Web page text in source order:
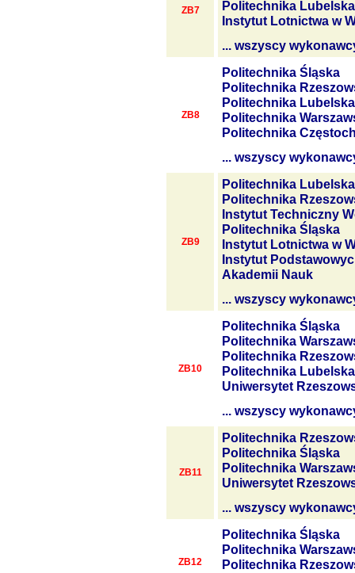
ZB7
Politechnika Lubelska
Instytut Lotnictwa w
... wszyscy
ZB8
Politechnika Śląska
Politechnika
Politechnika Lubelska
Politechnika
Politechnika
... wszyscy
ZB9
Politechnika Lubelska
Politechnika
Instytut Techniczny
Politechnika Śląska
Instytut Lotnictwa w
Instytut
Akademii Nauk
... wszyscy
ZB10
Politechnika Śląska
Politechnika
Politechnika
Politechnika Lubelska
Uniwersytet
... wszyscy
ZB11
Politechnika
Politechnika Śląska
Politechnika
Uniwersytet
... wszyscy
ZB12
Politechnika Śląska
Politechnika
Politechnika